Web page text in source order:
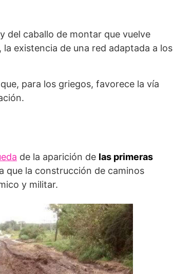
del caballo de montar que vuelve
existencia de una red adaptada a los
para los griegos, favorece la vía
de la aparición de las primeras
que la construcción de caminos
y militar.